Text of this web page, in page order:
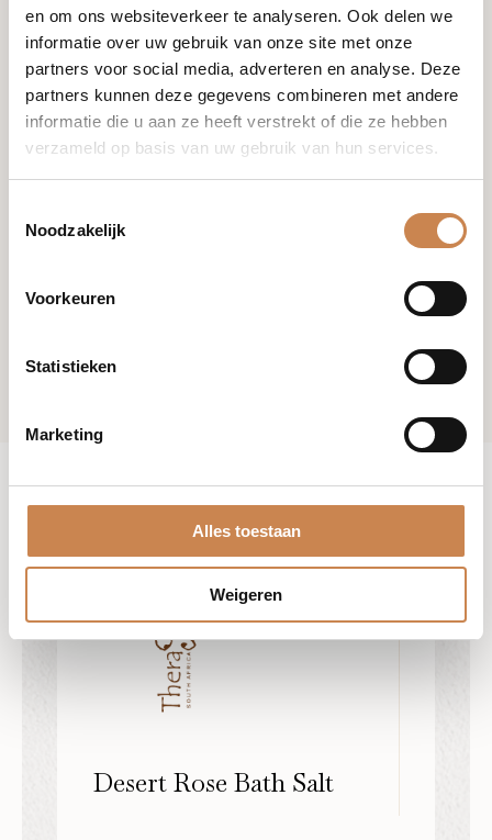
en om ons websiteverkeer te analyseren. Ook delen we
informatie over uw gebruik van onze site met onze
partners voor social media, adverteren en analyse. Deze
partners kunnen deze gegevens combineren met andere
informatie die u aan ze heeft verstrekt of die ze hebben
verzameld op basis van uw gebruik van hun services.
Noodzakelijk
Voorkeuren
Statistieken
Marketing
Alles toestaan
Weigeren
geest te verjongen en te
verlichten, terwijl je je
voorbereidt op een
goede nachtrust.
Desert Rose Bath Salt